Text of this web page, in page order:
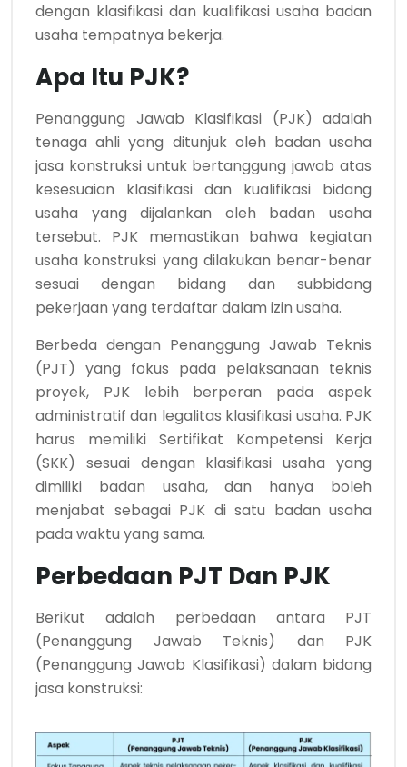
dengan klasifikasi dan kualifikasi usaha badan
usaha tempatnya bekerja.
Apa Itu PJK?
Penanggung Jawab Klasifikasi (PJK) adalah
tenaga ahli yang ditunjuk oleh badan usaha
jasa konstruksi untuk bertanggung jawab atas
kesesuaian klasifikasi dan kualifikasi bidang
usaha yang dijalankan oleh badan usaha
tersebut. PJK memastikan bahwa kegiatan
usaha konstruksi yang dilakukan benar-benar
sesuai dengan bidang dan subbidang
pekerjaan yang terdaftar dalam izin usaha.
Berbeda dengan Penanggung Jawab Teknis
(PJT) yang fokus pada pelaksanaan teknis
proyek, PJK lebih berperan pada aspek
administratif dan legalitas klasifikasi usaha. PJK
harus memiliki Sertifikat Kompetensi Kerja
(SKK) sesuai dengan klasifikasi usaha yang
dimiliki badan usaha, dan hanya boleh
menjabat sebagai PJK di satu badan usaha
pada waktu yang sama.
Perbedaan PJT Dan PJK
Berikut adalah perbedaan antara PJT
(Penanggung Jawab Teknis) dan PJK
(Penanggung Jawab Klasifikasi) dalam bidang
jasa konstruksi: